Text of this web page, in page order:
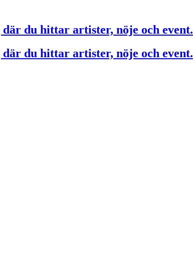
du hittar artister, nöje och event.
du hittar artister, nöje och event.